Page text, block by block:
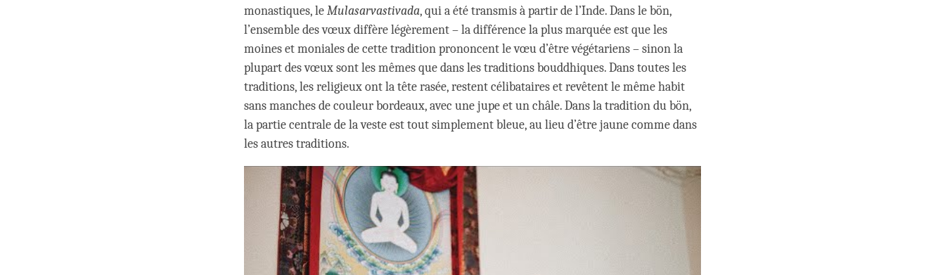
monastiques, leMulasarvastivada, qui a été transmis à partir de l’Inde. Dans le bön,
l’ensemble des vœux diffère légèrement – la différence la plus marquée est que les
moines et moniales de cette tradition prononcent le vœu d’être végétariens – sinon la
plupart des vœux sont les mêmes que dans les traditions bouddhiques. Dans toutes les
traditions, les religieux ont la tête rasée, restent célibataires et revêtent le même habit
sans manches de couleur bordeaux, avec une jupe et un châle. Dans la tradition du bön,
la partie centrale de la veste est tout simplement bleue, au lieu d’être jaune comme dans
les autres traditions.